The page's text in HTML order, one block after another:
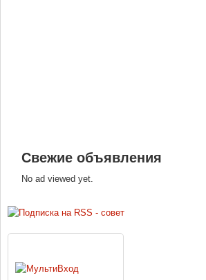
Свежие объявления
No ad viewed yet.